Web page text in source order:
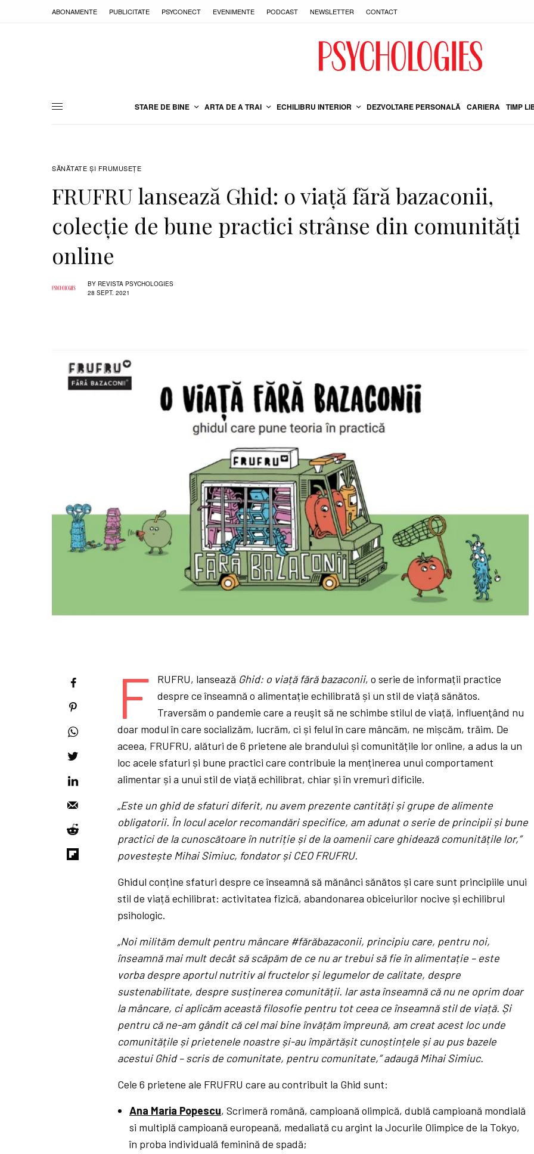
ABONAMENTE PUBLICITATE PSYCONECT EVENIMENTE PODCAST NEWSLETTER CONTACT
STARE DE BINE ARTA DE A TRAI ECHILIBRU INTERIOR DEZVOLTARE PERSONALĂ CARIERA TIMP
SĂNĂTATE ŞI FRUMUSEȚE
FRUFRU lansează Ghid: o viață fără bazaconii,
colecție de bune practici strânse din comunități
online
BY REVISTA PSYCHOLOGIES
28 SEPT. 2021
F RUFRU, lansează Ghid: o viațăfărăbazaconii, o serie de informații practice
despre ce înseamnă o alimentație echilibrată și un stil de viață sănătos.
Traversăm o pandemie care a reuşit să ne schimbe stilul de viață, influenţând nu
doar modul în care socializăm, lucrăm, ci și felul în care mâncăm, ne mișcăm, trăim. De
aceea, FRUFRU, alături de 6 prietene ale brandului și comunitățile lor online, a adus la un
loc acele sfaturi și bune practici care contribuie la menținerea unui comportament
alimentar și a unui stil de viață echilibrat, chiar și în vremuri dificile.
„Este un ghid de sfaturi diferit, nu avem prezente cantitățiși grupe de alimente
obligatorii. În locul acelor recomandări specifice, am adunat o serie de principiiși bune
practici de la cunoscătoare în nutriție și de la oamenii care ghideazăcomunitățile lor,”
povestește Mihai Simiuc, fondatorși CEO FRUFRU.
Ghidul conține sfaturi despre ce înseamnă să mănânci sănătos și care sunt principiile unui
stil de viață echilibrat: activitatea fizică, abandonarea obiceiurilor nocive și echilibrul
psihologic.
„Noi milităm demult pentru mâncare #fărăbazaconii, principiu care, pentru noi,
înseamnă mai mult decât să scăpăm de ce nu ar trebui să fie în alimentație – este
vorba despre aportul nutritiv al fructelorși legumelor de calitate, despre
sustenabilitate, despre susținerea comunității. Iar astaînseamnăcănu ne oprim doar
la mâncare, ci aplicăm aceastăfilosofie pentru tot ceea ce înseamnă stil de viață. Și
pentru căne-am gândit căcel mai bine învățămîmpreună, am creat acest loc unde
comunitățile și prietenele noastre și-auîmpărtășit cunoștințele și au pus bazele
acestui Ghid – scris de comunitate, pentru comunitate,” adaugă Mihai Simiuc.
Cele 6 prietene ale FRUFRU care au contribuit la Ghid sunt:
Ana Maria Popescu, Scrimeră română, campioană olimpică, dublă campioană mondială
si multiplă campioană europeană, medaliată cu argint la Jocurile Olimpice de la Tokyo,
în proba individuală feminină de spadă;